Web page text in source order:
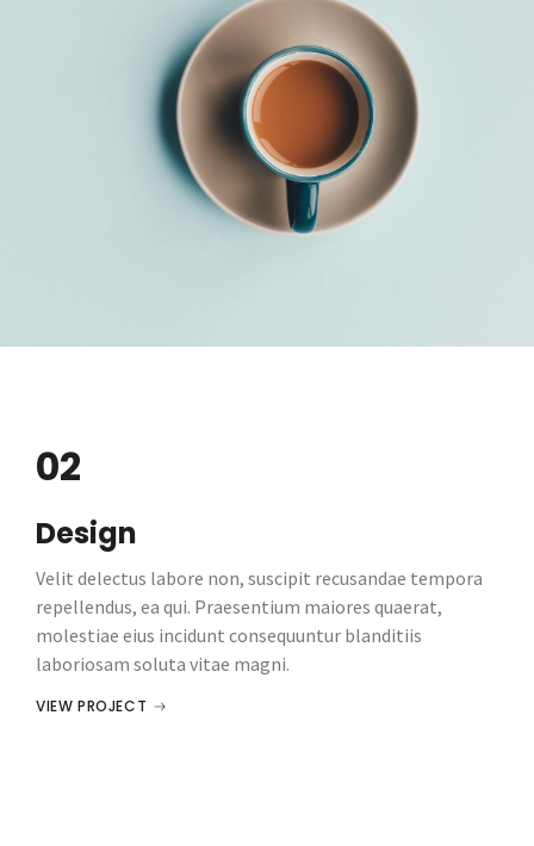
02
Design
Velit delectus labore non, suscipit recusandae tempora
repellendus, ea qui. Praesentium maiores quaerat,
molestiae eius incidunt consequuntur blanditiis
laboriosam soluta vitae magni.
VIEW PROJECT